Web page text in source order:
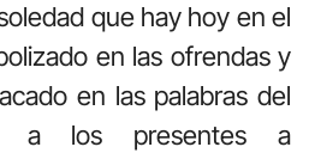
que hay hoy en el
en las ofrendas y
en las palabras del
a los presentes a